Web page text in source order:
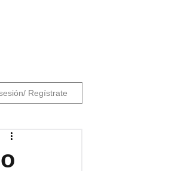
Regístrate